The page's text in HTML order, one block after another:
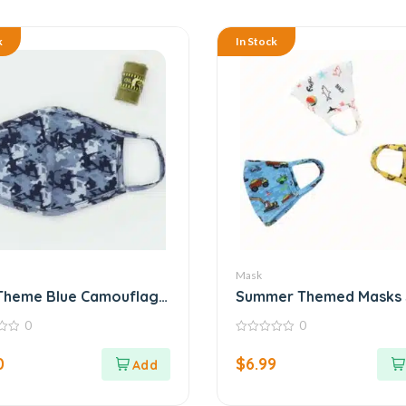
Blue Camouflage
0
In Stock
Mask
Summer Themed Masks
of 3
of
5
0
$6.99